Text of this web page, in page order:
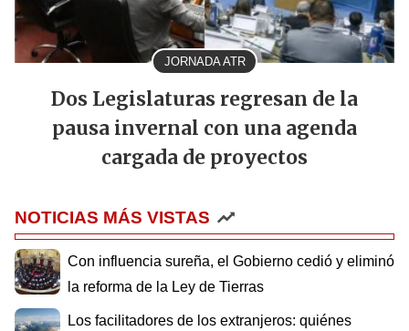
JORNADA ATR
Dos Legislaturas regresan de la
pausa invernal con una agenda
cargada de proyectos
NOTICIAS MÁS VISTAS
Con influencia sureña, el Gobierno cedió y eliminó
la reforma de la Ley de Tierras
Los facilitadores de los extranjeros: quiénes